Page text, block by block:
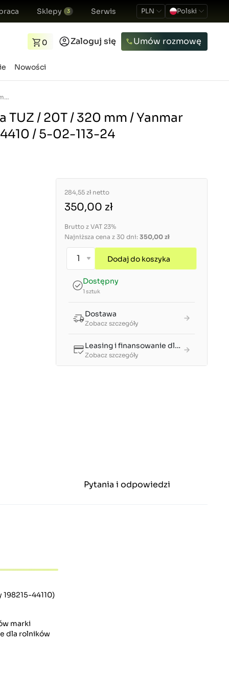
Sklepy 3 Serwis PLN Polski
0 Zaloguj się Umów rozmowę
Nowości
Ramię podnośnika TUZ / 20T / 320 mm / Yanmar EF453T / 198133-44410 / 5-02-113-24
TUZ / 20T / 320 mm / Yanmar
/ 5-02-113-24
284,55 zł netto
350,00 zł
Brutto z VAT 23%
Najniższa cena z 30 dni: 350,00 zł
Dodaj do koszyka
Dostępny
1 sztuk
Dostawa
Zobacz szczegóły
Leasing i finansowanie dla firm
Zobacz szczegóły
Pytania i odpowiedzi
198215-44110)
marki
dla rolników